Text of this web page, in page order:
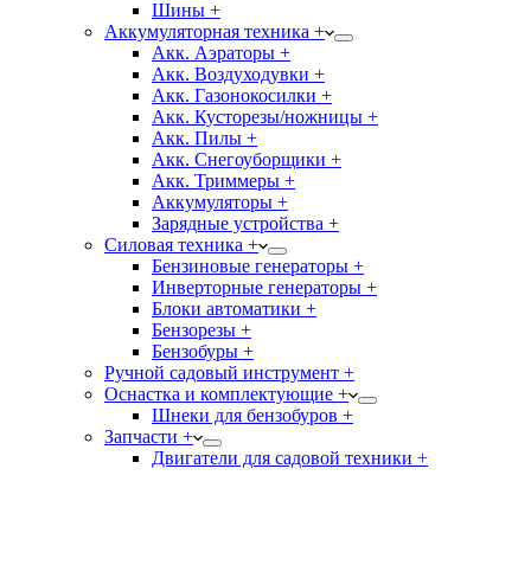
Шины +
Аккумуляторная техника +
Акк. Аэраторы +
Акк. Воздуходувки +
Акк. Газонокосилки +
Акк. Кусторезы/ножницы +
Акк. Пилы +
Акк. Снегоуборщики +
Акк. Триммеры +
Аккумуляторы +
Зарядные устройства +
Силовая техника +
Бензиновые генераторы +
Инверторные генераторы +
Блоки автоматики +
Бензорезы +
Бензобуры +
Ручной садовый инструмент +
Оснастка и комплектующие +
Шнеки для бензобуров +
Запчасти +
Двигатели для садовой техники +